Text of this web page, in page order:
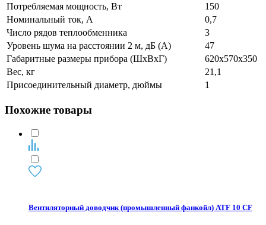
Потребляемая мощность, Вт
150
Номинальный ток, А
0,7
Число рядов теплообменника
3
Уровень шума на расстоянии 2 м, дБ (А)
47
Габаритные размеры прибора (ШxВxГ)
620x570x350
Вес, кг
21,1
Присоединительный диаметр, дюймы
1
Похожие товары
Вентиляторный доводчик (промышленный фанкойл) ATF 10 CF